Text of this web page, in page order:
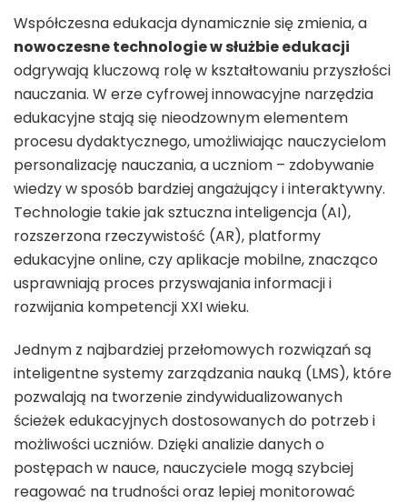
Współczesna edukacja dynamicznie się zmienia, a
nowoczesne technologie w służbie edukacji
odgrywają kluczową rolę w kształtowaniu przyszłości
nauczania. W erze cyfrowej innowacyjne narzędzia
edukacyjne stają się nieodzownym elementem
procesu dydaktycznego, umożliwiając nauczycielom
personalizację nauczania, a uczniom – zdobywanie
wiedzy w sposób bardziej angażujący i interaktywny.
Technologie takie jak sztuczna inteligencja (AI),
rozszerzona rzeczywistość (AR), platformy
edukacyjne online, czy aplikacje mobilne, znacząco
usprawniają proces przyswajania informacji i
rozwijania kompetencji XXI wieku.
Jednym z najbardziej przełomowych rozwiązań są
inteligentne systemy zarządzania nauką (LMS), które
pozwalają na tworzenie zindywidualizowanych
ścieżek edukacyjnych dostosowanych do potrzeb i
możliwości uczniów. Dzięki analizie danych o
postępach w nauce, nauczyciele mogą szybciej
reagować na trudności oraz lepiej monitorować